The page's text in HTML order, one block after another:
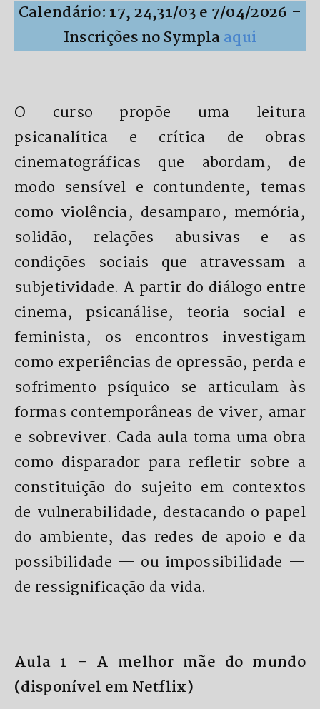
Calendário: 17, 24,31/03 e 7/04/2026 –
Inscrições no Symplaaqui
O curso propõe uma leitura
psicanalítica e crítica de obras
cinematográficas que abordam, de
modo sensível e contundente, temas
como violência, desamparo, memória,
solidão, relações abusivas e as
condições sociais que atravessam a
subjetividade. A partir do diálogo entre
cinema, psicanálise, teoria social e
feminista, os encontros investigam
como experiências de opressão, perda e
sofrimento psíquico se articulam às
formas contemporâneas de viver, amar
e sobreviver. Cada aula toma uma obra
como disparador para refletir sobre a
constituição do sujeito em contextos
de vulnerabilidade, destacando o papel
do ambiente, das redes de apoio e da
possibilidade — ou impossibilidade —
de ressignificação da vida.
Aula 1 – A melhor mãe do mundo
(disponível em Netflix)